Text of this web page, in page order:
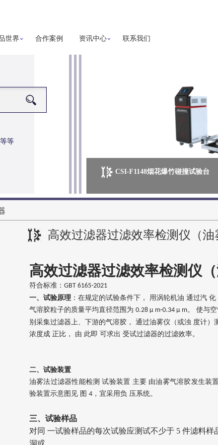
世界 合作案例 资讯中心 联系我们
等
CSI-F1148烟花爆竹碰撞试验台
高效过滤器过滤效率检测仪（油
高效过滤器过滤效率检测仪（
符合标准： GBT 6165-2021
一、 试验原理 ：在规定的试验条件下， 用涡轮机油 通过汽 化
气溶胶粒子的质量平均直径范围为 0.28 µ m-0.34 µ m。 使与
别采集过滤器上、下游的气溶胶， 通过油雾仪（或浊 度计
浓度成 正比， 由 此即 可求出 受试过滤器的过滤效率。
二、试验装置
油雾法过滤器性能检测 试验装置 主要 由油雾气溶胶发生装
验装置示意图见 图 4 ，宜采用负 压系统。
三、试验样品
对同 一试验样品的每次试验应测试不少于 5 件滤料样
洞或